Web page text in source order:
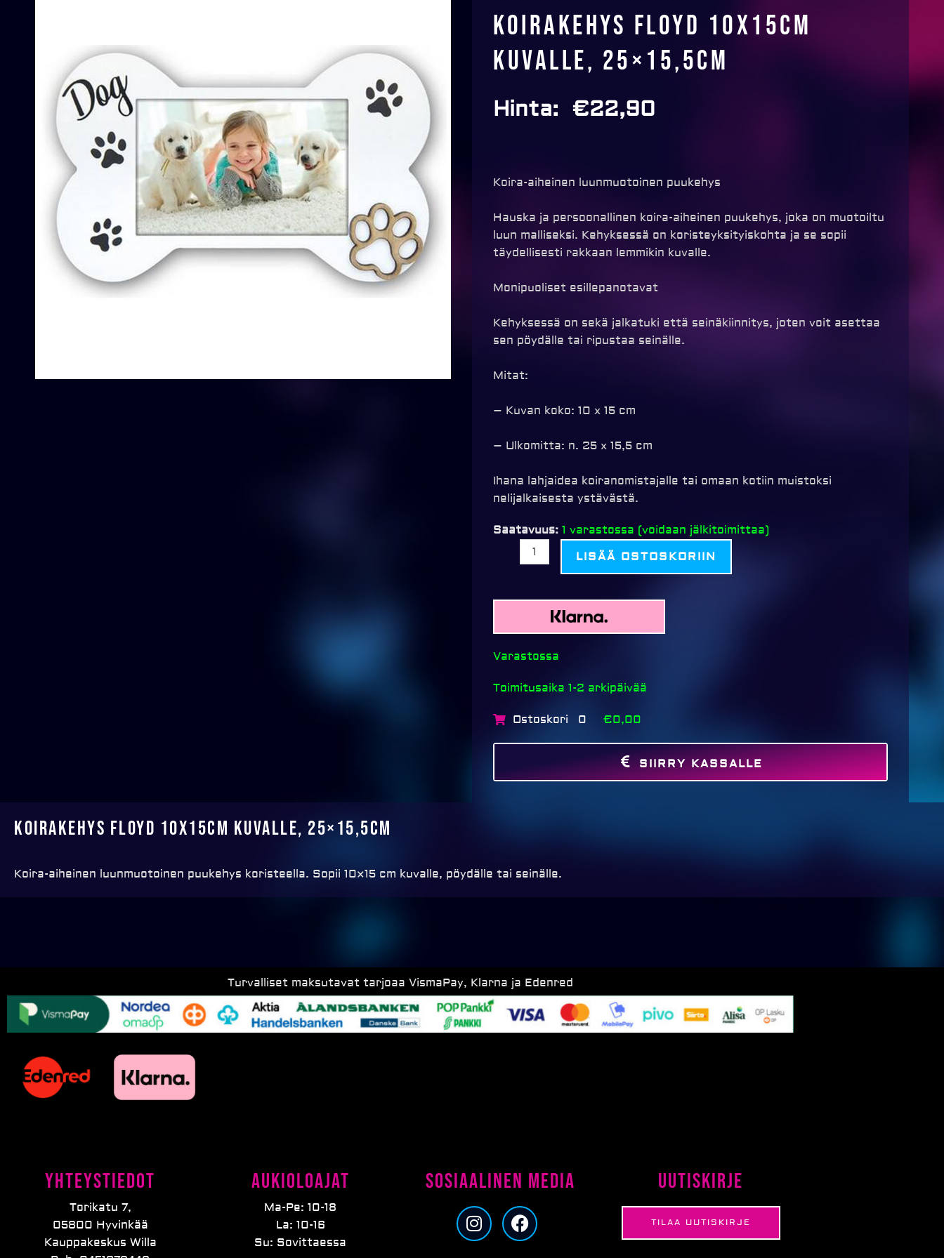
Koirakehys Floyd 10x15cm
kuvalle, 25×15,5cm
Hinta: €22,90
Koira-aiheinen luunmuotoinen puukehys
Hauska ja persoonallinen koira-aiheinen puukehys, joka on muotoiltu
luun malliseksi. Kehyksessä on koristeyksityiskohta ja se sopii
täydellisesti rakkaan lemmikin kuvalle.
Monipuoliset esillepanotavat
Kehyksessä on sekä jalkatuki että seinäkiinnitys, joten voit asettaa
sen pöydälle tai ripustaa seinälle.
Mitat:
– Kuvan koko: 10 x 15 cm
– Ulkomitta: n. 25 x 15,5 cm
Ihana lahjaidea koiranomistajalle tai omaan kotiin muistoksi
nelijalkaisesta ystävästä.
Saatavuus: 1 varastossa (voidaan jälkitoimittaa)
Koirakehys
10x15cm
25x15,5cm
LISÄÄ OSTOSKORIIN
Varastossa
Toimitusaika 1-2 arkipäivää
Ostoskori 0 €0,00
SIIRRY KASSALLE
Koirakehys Floyd 10x15cm kuvalle, 25×15,5cm
Koira-aiheinen luunmuotoinen puukehys koristeella. Sopii 10×15 cm kuvalle, pöydälle tai seinälle.
Turvalliset maksutavat tarjoaa VismaPay, Klarna ja Edenred
Yhteystiedot
Torikatu 7,
05800 Hyvinkää
Kauppakeskus Willa
Aukioloajat
Ma-Pe: 10-18
La: 10-16
Su: Sovittaessa
Sosiaalinen media
I
n
F
a
Uutiskirje
TILAA UUTISKIRJE